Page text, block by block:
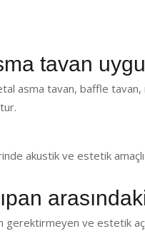
tavan
asma tavan, baffle
akustik ve estetik amaçlı
ve estetik